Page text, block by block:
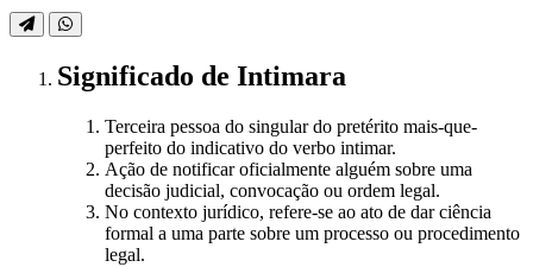
Significado de Intimara
Terceira pessoa do singular do pretérito mais-que-
perfeito do indicativo do verbo intimar.
Ação de notificar oficialmente alguém sobre uma
decisão judicial, convocação ou ordem legal.
No contexto jurídico, refere-se ao ato de dar ciência
formal a uma parte sobre um processo ou procedimento
legal.